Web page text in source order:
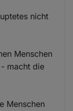
nicht
Menschen
macht die
Menschen